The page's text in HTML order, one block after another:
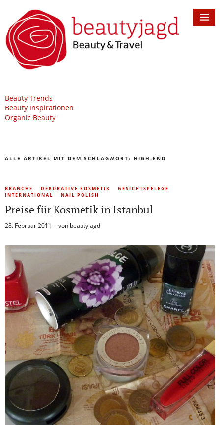
Beauty Trends
Beauty Inspirationen
Organic Beauty
ALLE ARTIKEL MIT DEM SCHLAGWORT: HIGH-END
BRANCHE DEKORATIVE KOSMETIK
GESICHTSPFLEGE
INTERNATIONAL
NAIL POLISH
Preise für Kosmetik in Istanbul
28. Februar 2011 von beautyjagd